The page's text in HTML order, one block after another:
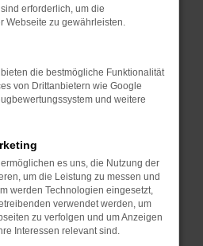
die Seite in einem
neu.
helfen, vorübergehende
dem neuesten Stand
birgt nicht nur ein
kann auch dazu
Funktionen nicht mehr
erforderlich, um die
Webseite zu gewährleisten.
die bestmögliche Funktionalität
von Drittanbietern wie Google
und weitere
es uns, die Nutzung der
um die Leistung zu messen und
werden Technologien eingesetzt,
verwendet werden, um
zu verfolgen und um Anzeigen
Interessen relevant sind.